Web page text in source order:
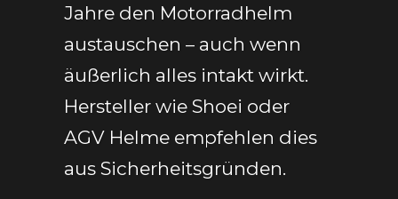
Jahre den Motorradhelm
austauschen – auch wenn
äußerlich alles intakt wirkt.
Hersteller wie Shoei oder
AGV Helme empfehlen dies
aus Sicherheitsgründen.